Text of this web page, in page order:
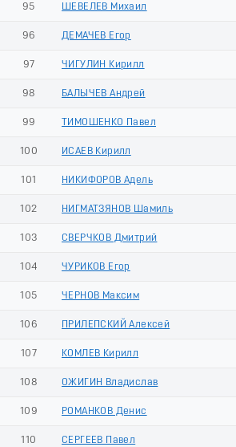
95 ШЕВЕЛЕВ Михаил
96 ДЕМАЧЕВ Егор
97 ЧИГУЛИН Кирилл
98 БАЛЫЧЕВ Андрей
99 ТИМОШЕНКО Павел
100 ИСАЕВ Кирилл
101 НИКИФОРОВ Адель
102 НИГМАТЗЯНОВ Шамиль
103 СВЕРЧКОВ Дмитрий
104 ЧУРИКОВ Егор
105 ЧЕРНОВ Максим
106 ПРИЛЕПСКИЙ Алексей
107 КОМЛЕВ Кирилл
108 ОЖИГИН Владислав
109 РОМАНКОВ Денис
110 СЕРГЕЕВ Павел